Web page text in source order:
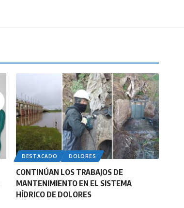
DESTACADO DOLORES
CONTINÚAN LOS TRABAJOS DE
MANTENIMIENTO EN EL SISTEMA
HÍDRICO DE DOLORES